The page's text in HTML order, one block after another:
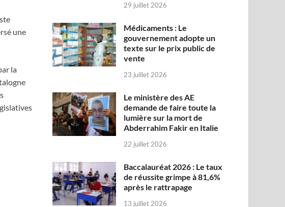
une
la
29 juillet 2026
Médicaments : Le
gouvernement adopte un
texte sur le prix public de
vente
23 juillet 2026
Le ministère des AE
demande de faire toute la
lumière sur la mort de
Abderrahim Fakir en Italie
22 juillet 2026
Baccalauréat 2026 : Le taux
de réussite grimpe à 81,6%
après le rattrapage
13 juillet 2026